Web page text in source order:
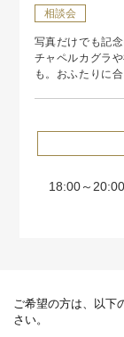
相談会
写真だけでも記
チャペルカグラ
も。おふたりに
18:00～20:00